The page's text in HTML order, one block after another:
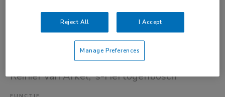
Niet nader bepaald
Basisarts - GGZ - Reinier van Arkel
Reinier van Arkel, 's-Hertogenbosch
Reject All I Accept
Manage Preferences